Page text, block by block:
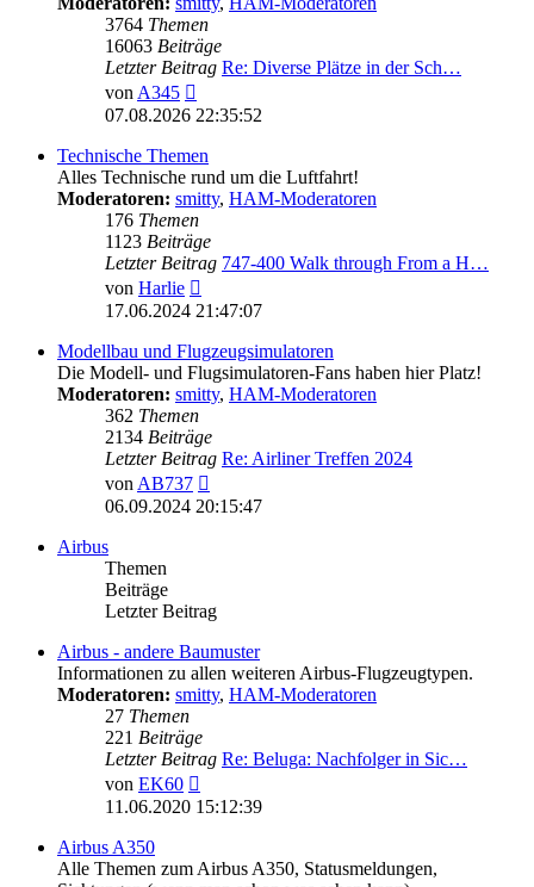
3764 Themen
16063 Beiträge
Letzter Beitrag Re: Diverse Plätze in der Sch…
vonA345
Beitrag
07.08.2026 22:35:52
Technische Themen
Alles Technische rund um die Luftfahrt!
Moderatoren: smitty, HAM-Moderatoren
176 Themen
1123 Beiträge
Letzter Beitrag 747-400 Walk through From a H…
von Harlie
Beitrag
17.06.2024 21:47:07
Modellbau und Flugzeugsimulatoren
Die Modell- und Flugsimulatoren-Fans haben hier Platz!
Moderatoren: smitty, HAM-Moderatoren
362 Themen
2134 Beiträge
Letzter Beitrag Re: Airliner Treffen 2024
vonAB737
Beitrag
06.09.2024 20:15:47
Airbus
Themen
Beiträge
Letzter Beitrag
Airbus - andere Baumuster
Informationen zu allen weiteren Airbus-Flugzeugtypen.
Moderatoren: smitty, HAM-Moderatoren
27 Themen
221 Beiträge
Letzter Beitrag Re: Beluga: Nachfolger in Sic…
von EK60
Beitrag
11.06.2020 15:12:39
Airbus A350
Alle Themen zum Airbus A350, Statusmeldungen,